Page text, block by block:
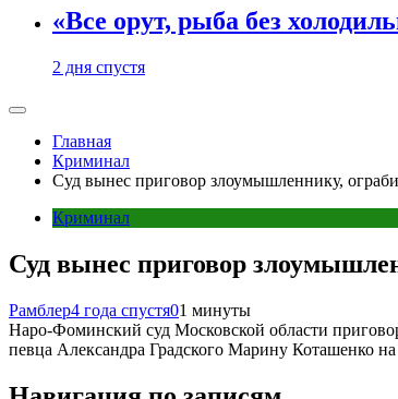
«Все орут, рыба без
2 дня спустя
Главная
Криминал
Суд вынес приговор злоумышленнику,
Криминал
Суд вынес приговор
Рамблер4 года спустя01 минуты
Наро-Фоминский суд Московской области
певца Александра Градского Марину Коташенко